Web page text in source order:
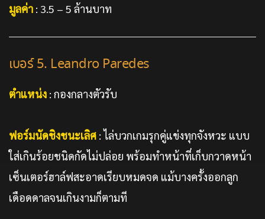
มูลค่า : 3.5 – 5 ล้านบาท
เบอร์ 5. Leandro Paredes
ตำแหน่ง : กองกลางตัวรับ
ฟอร์มนัดชิงชนะเลิศ : ไล่บวกเกมรุกคู่แข่งทุกจังหวะ แบบ
ใส่เกินร้อยชนิดกัดไม่ปล่อย พร้อมทำหน้าที่เก็บกวาดหน้า
เซ็นเตอร์ฮาล์ฟสะอาดเรียบหมดจด แม้บางครั้งออกลูก
เดือดดาลจนเกินงามก็ตามที